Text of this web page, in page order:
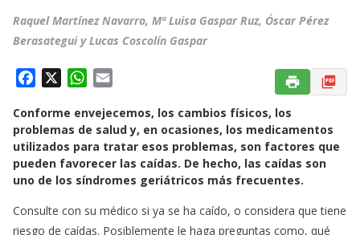
Raquel Martínez Navarro, Mª Luisa Gaspar Ruz, Óscar Pérez
Berasategui y Lucas Coscolín Gaspar
c
e
b
o
k
W
a
t
s
A
p
a
i
l
Conforme envejecemos, los cambios físicos, los
problemas de salud y, en ocasiones, los medicamentos
utilizados para tratar esos problemas, son factores que
pueden favorecer las caídas. De hecho, las caídas son
uno de los síndromes geriátricos más frecuentes.
Consulte con su médico si ya se ha caído, o considera que tiene
riesgo de caídas. Posiblemente le haga preguntas como, qué